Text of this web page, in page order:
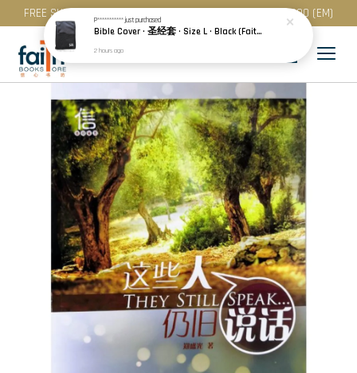
FREE SHIPPING for purchase above RM 200 (WM) / RM 300 (EM)
P***********just purchased
Bible Cover · 圣经套 · Size L · Black (Faith) | Blue (Hope) | Maroon (Love)
2 hours ago